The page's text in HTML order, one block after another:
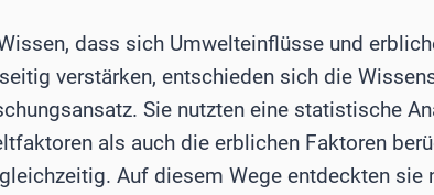
dass sich Umwelteinflüsse und
verstärken, entschieden sich die
Sie nutzten eine statistische
als auch die erblichen Faktoren
Auf diesem Wege entdeckten sie